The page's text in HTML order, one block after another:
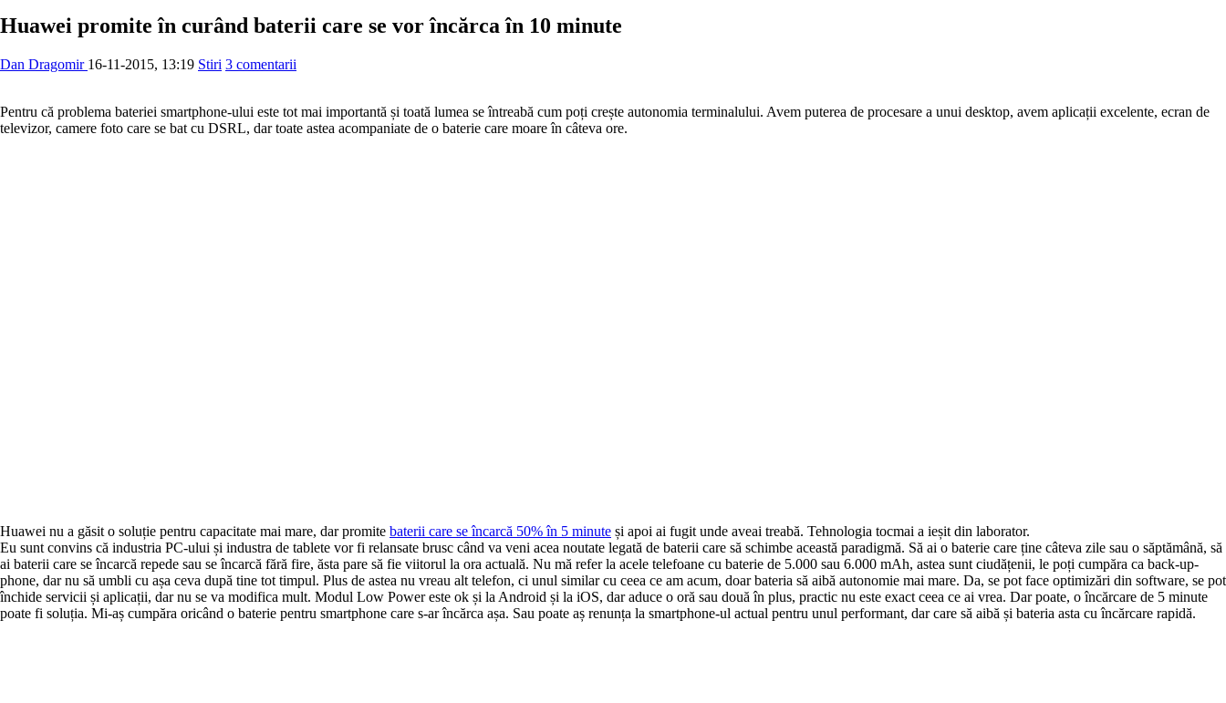
Huawei promite în curând baterii care se vor încărca în 10 minute
Dan Dragomir 16-11-2015, 13:19 Stiri 3 comentarii
Pentru că problema bateriei smartphone-ului este tot mai importantă și toată lumea se întreabă cum poți crește autonomia terminalului. Avem puterea de procesare a unui desktop, avem aplicații excelente, ecran de
televizor, camere foto care se bat cu DSRL, dar toate astea acompaniate de o baterie care moare în câteva ore.
Huawei nu a găsit o soluție pentru capacitate mai mare, dar promite baterii care se încarcă 50% în 5 minute și apoi ai fugit unde aveai treabă. Tehnologia tocmai a ieșit din laborator.
Eu sunt convins că industria PC-ului și industra de tablete vor fi relansate brusc când va veni acea noutate legată de baterii care să schimbe această paradigmă. Să ai o baterie care ține câteva zile sau o săptămână, să
ai baterii care se încarcă repede sau se încarcă fără fire, ăsta pare să fie viitorul la ora actuală. Nu mă refer la acele telefoane cu baterie de 5.000 sau 6.000 mAh, astea sunt ciudățenii, le poți cumpăra ca back-up-
phone, dar nu să umbli cu așa ceva după tine tot timpul. Plus de astea nu vreau alt telefon, ci unul similar cu ceea ce am acum, doar bateria să aibă autonomie mai mare. Da, se pot face optimizări din software, se pot
închide servicii și aplicații, dar nu se va modifica mult. Modul Low Power este ok și la Android și la iOS, dar aduce o oră sau două în plus, practic nu este exact ceea ce ai vrea. Dar poate, o încărcare de 5 minute
poate fi soluția. Mi-aș cumpăra oricând o baterie pentru smartphone care s-ar încărca așa. Sau poate aș renunța la smartphone-ul actual pentru unul performant, dar care să aibă și bateria asta cu încărcare rapidă.